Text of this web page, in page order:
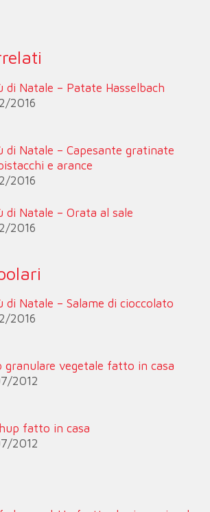
di Natale – Patate Hasselbach
2016
di Natale – Capesante gratinate
e arance
2016
di Natale – Orata al sale
2016
di Natale – Salame di cioccolato
2016
granulare vegetale fatto in casa
2012
fatto in casa
2012